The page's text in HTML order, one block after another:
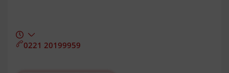
0221 20199959